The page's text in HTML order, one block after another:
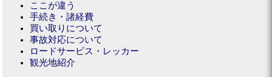
ここが違う
手続き・諸経費
買い取りについて
事故対応について
ロードサービス・レッカー
観光地紹介